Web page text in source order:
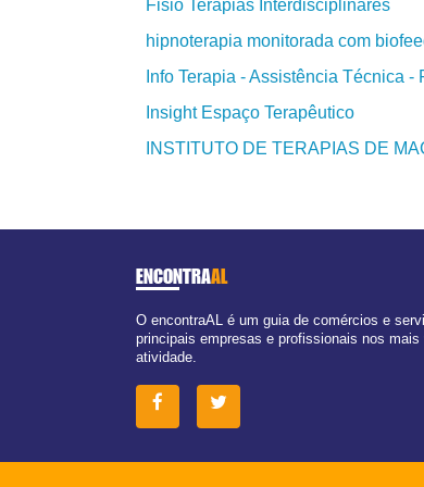
Fisio Terapias Interdisciplinares
hipnoterapia monitorada com
Info Terapia - Assistência Técnica -
Insight Espaço Terapêutico
INSTITUTO DE TERAPIAS DE
ENCONTRAAL
O encontraAL é um guia de comércios e
principais empresas e profissionais nos
atividade.